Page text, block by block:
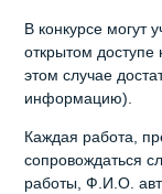
В конкурсе могут
открытом доступе
этом случае
информацию).
Каждая работа,
сопровождаться
работы, Ф.И.О.